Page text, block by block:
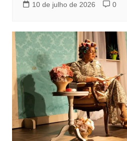
10 de julho de 2026
0